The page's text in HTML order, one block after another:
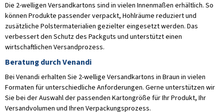
Die 2-welligen Versandkartons sind in vielen Innenmaßen erhältlich. So
können Produkte passender verpackt, Hohlräume reduziert und
zusätzliche Polstermaterialien gezielter eingesetzt werden. Das
verbessert den Schutz des Packguts und unterstützt einen
wirtschaftlichen Versandprozess.
Beratung durch Venandi
Bei Venandi erhalten Sie 2-wellige Versandkartons in Braun in vielen
Formaten für unterschiedliche Anforderungen. Gerne unterstützen wir
Sie bei der Auswahl der passenden Kartongröße für Ihr Produkt, Ihr
Versandvolumen und Ihren Verpackungsprozess.